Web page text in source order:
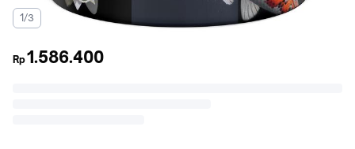
1/3
Rp1.586.400